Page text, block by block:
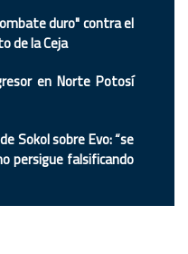
duro" contra el
de la Ceja
en Norte Potosí
Sokol sobre Evo: “se
persigue falsificando